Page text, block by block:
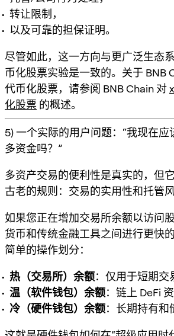
转让限制，
以及可靠的担保证明。
尽管如此，这一方向与更广泛生态
币化股票实验是一致的。关于 BNB
代币化股票，请参阅 BNB Chain 对
化股票 的概述。
5) 一个实际的用户问题：“我现在
多资金吗？”
多资产交易的便利性是真实的，但
古老的规则： 交易的实用性和托管
如果您正在增加交易所余额以访问
货币和传统金融工具之间进行更快
简单的操作划分：
热（交易所）余额：仅用于短期交
温（软件钱包）余额：链上 DeFi
冷（硬件钱包）余额：长期持有和